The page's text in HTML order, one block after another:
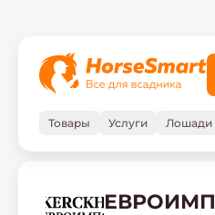
Товары Услуги Лошади